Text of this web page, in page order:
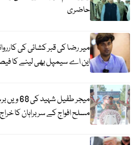
حاضری
میر رضا کی قبر کشائی کی
این اے سیمپل بھی لینے کا
میجر
مسلح افواج کے سربراہان کا